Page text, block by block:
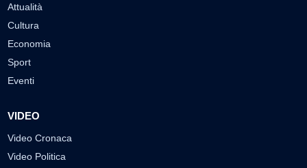
Attualità
Cultura
Economia
Sport
Eventi
VIDEO
Video Cronaca
Video Politica